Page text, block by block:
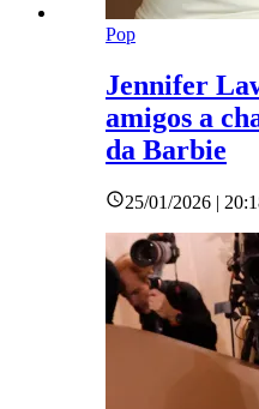
Pop
Jennifer
amigos a
da Barbie
25/01/2026 |